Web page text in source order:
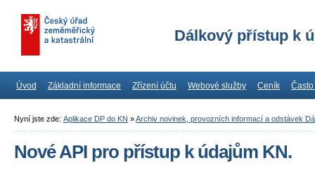
Dálkový přístup k
Úvod Základní informace Zřízení účtu Webové služby Ceník
Nyní jste zde: Aplikace DP do KN »Archiv novinek, provozních informací a odstávek
Nové API pro přístup k údajům KN.